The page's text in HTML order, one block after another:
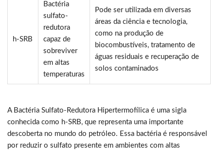
h-SRB
Bactéria
sulfato-
redutora
capaz de
sobreviver
em altas
temperaturas
Pode ser utilizada em diversas
áreas da ciência e tecnologia,
como na produção de
biocombustíveis, tratamento de
águas residuais e recuperação de
solos contaminados
A Bactéria Sulfato-Redutora Hipertermofílica é uma sigla
conhecida como h-SRB, que representa uma importante
descoberta no mundo do petróleo. Essa bactéria é responsável
por reduzir o sulfato presente em ambientes com altas